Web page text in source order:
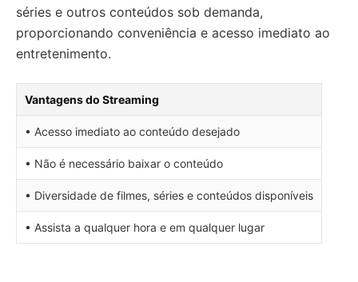
séries e outros conteúdos sob demanda,
proporcionando conveniência e acesso imediato ao
entretenimento.
Vantagens do Streaming
• Acesso imediato ao conteúdo desejado
• Não é necessário baixar o conteúdo
• Diversidade de filmes, séries e conteúdos disponíveis
• Assista a qualquer hora e em qualquer lugar